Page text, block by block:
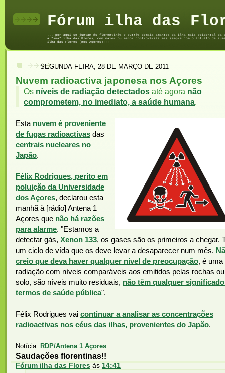
Fórum ilha das
... por aqui se juntam @s florentin@s e outr@s demais amantes da ilha mais ocidental
a "sua" ilha das Flores, com maior ou menor controvérsia mas sempre com o intuito de
ilha das Flores (nos Açores)!!!
SEGUNDA-FEIRA, 28 DE MARÇO DE 2011
Nuvem radioactiva japonesa nos Açores
Os níveis de radiação detectados até agora não
comprometem, no imediato, a saúde humana.
Esta nuvem é proveniente
de fugas radioactivas das
centrais nucleares no
Japão.
Félix Rodrigues, perito em
poluição da Universidade
dos Açores, declarou esta
manhã à [rádio] Antena 1
Açores que não há razões
para alarme. "Estamos a
detectar gás, Xenon 133, os gases são os primeiros a chegar.
um ciclo de vída que os deve levar a desaparecer num mês.
creio que deva haver qualquer nível de preocupação, é uma
radiação com níveis comparáveis aos emitidos pelas rochas
solo, são níveis muito residuais, não têm qualquer
termos de saúde pública".
Félix Rodrigues vai continuar a analisar as concentrações
radioactivas nos céus das ilhas, provenientes do Japão.
Notícia: RDP/Antena 1 Açores.
Saudações florentinas!!
Fórum ilha das Flores às 14:41